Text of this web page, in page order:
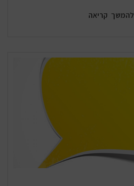
להמשך קריאה